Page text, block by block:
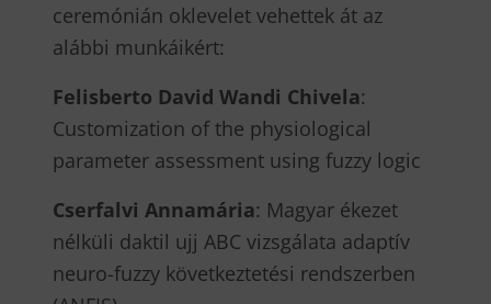
ceremónián oklevelet vehettek át az
alábbi munkáikért:
Felisberto David Wandi Chivela:
Customization of the physiological
parameter assessment using fuzzy logic
Cserfalvi Annamária: Magyar ékezet
nélküli daktil ujj ABC vizsgálata adaptív
neuro-fuzzy következtetési rendszerben